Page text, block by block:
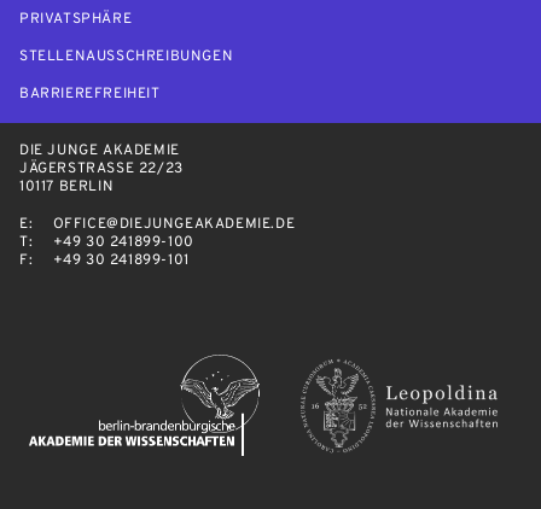
PRIVATSPHÄRE
STELLENAUSSCHREIBUNGEN
BARRIEREFREIHEIT
DIE JUNGE AKADEMIE
JÄGERSTRASSE 22/23
10117 BERLIN
E:
OFFICE@DIEJUNGEAKADEMIE.DE
T:
+49 30 241899-100
F:
+49 30 241899-101